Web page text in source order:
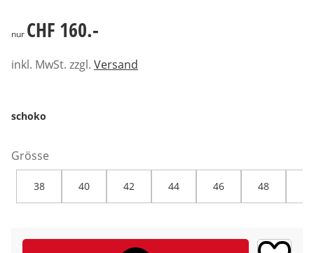
CHF 160.-
nur CHF 160.-
inkl. MwSt. zzgl. Versand
schoko
Grösse
38 40 42 44 46 48